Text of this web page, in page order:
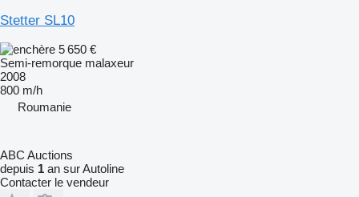
Stetter SL10
5 650 €
Semi-remorque malaxeur
2008
800 m/h
Roumanie
ABC Auctions
depuis 1 an sur Autoline
Contacter le vendeur